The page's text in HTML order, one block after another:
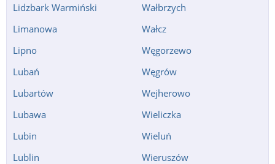
Lidzbark Warmiński
Limanowa
Lipno
Lubań
Lubartów
Lubawa
Lubin
Lublin
Wałbrzych
Wałcz
Węgorzewo
Węgrów
Wejherowo
Wieliczka
Wieluń
Wieruszów